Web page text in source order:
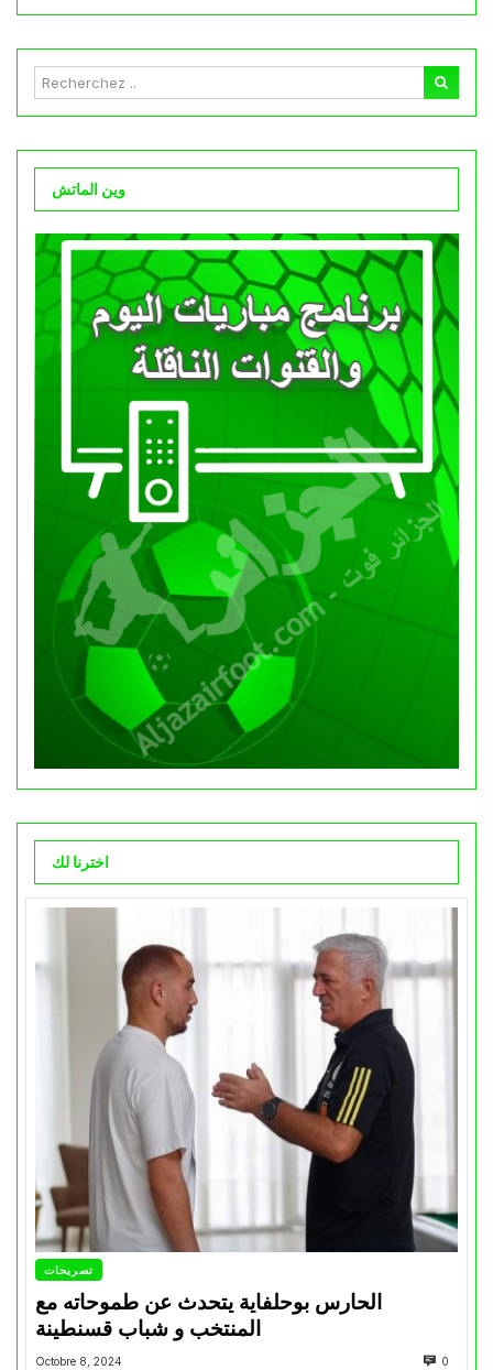
وين الماتش
اخترنا لك
تصريحات
الحارس بوحلفاية يتحدث عن طموحاته مع
المنتخب و شباب قسنطينة
Octobre 8, 2024 0